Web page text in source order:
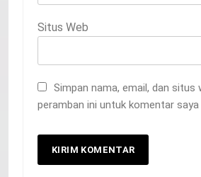
Situs Web
Simpan nama, email, dan situs
peramban ini untuk komentar saya